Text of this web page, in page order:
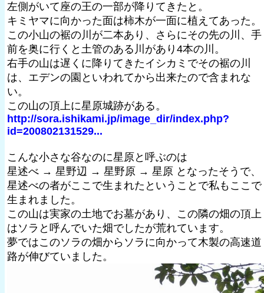
左側がいて座の王の一部が降りてきたと。
キミヤマに向かった面は柿木が一面に植えてあった。
この小山の裾の川が二本あり、さらにその先の川、手
前を奥に行くと土管のある川があり4本の川。
右手の山は遅くに降りてきたイシカミでその裾の川
は、エデンの園といわれてから出来たので含まれな
い。
この山の頂上に星原城跡がある。
http://sora.ishikami.jp/image_dir/index.php?
id=200802131529...
こんな小さな谷なのに星原と呼ぶのは
星述べ → 星野辺 → 星野原 → 星原 となったそうで、
星述べの者がここで生まれたということで私もここで
生まれました。
この山は実家の土地でお墓があり、この隣の畑の頂上
はソラと呼んでいた畑でしたが荒れています。
夢ではこのソラの畑からソラに向かって木製の高速道
路が伸びていました。